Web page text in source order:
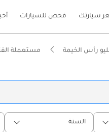
سيارتك فحص للسيارات
رأس الخيمة مستعملة الفئة ٥ رأس
السنة